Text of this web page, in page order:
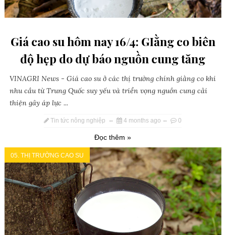
Giá cao su hôm nay 16/4: GIằng co biên
độ hẹp do dự báo nguồn cung tăng
VINAGRI News - Giá cao su ở các thị trường chính giằng co khi
nhu cầu từ Trung Quốc suy yếu và triển vọng nguồn cung cải
thiện gây áp lực ...
Tin tức nông nghiệp 4 months ago 0
Đọc thêm »
05. THỊ TRƯỜNG CAO SU